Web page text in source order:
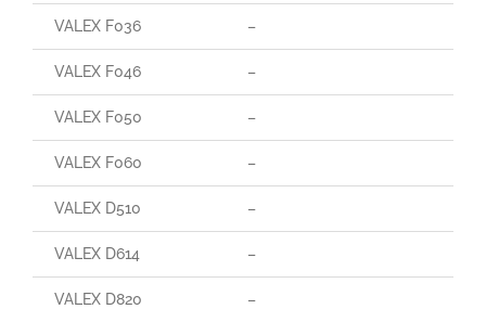
VALEX F036 –
VALEX F046 –
VALEX F050 –
VALEX F060 –
VALEX D510 –
VALEX D614 –
VALEX D820 –